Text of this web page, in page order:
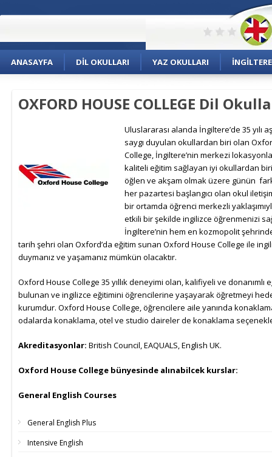
ANASAYFA DIL OKULLARI YAZ OKULLARI
OXFORD HOUSE COLLEGE Dil
Uluslararası alanda İngiltere’de 35 yılı
saygı duyulan okullardan biri olan
College, İngiltere’nin merkezi
kaliteli eğitim sağlayan iyi okullardan
öğlen ve akşam olmak üzere günün
her pazartesi başlangıcı olan okul
bir ortamda öğrenci merkezli
etkili bir şekilde ingilizce öğrenmenizi
İngiltere’nin hem en kozmopolit
tarih şehri olan Oxford’da eğitim sunan Oxford House College ile
duymanız ve yaşamanız mümkün olacaktır.
Oxford House College 35 yıllık deneyimi olan, kalifiyeli ve donanımlı
bulunan ve ingilizce eğitimini öğrencilerine yaşayarak öğretmeyi
kurumdur. Oxford House College, öğrencilere aile yanında
odalarda konaklama, otel ve studio daireler de konaklama
Akreditasyonlar: British Council, EAQUALS, English UK.
Oxford House College bünyesinde alınabilcek kurslar:
General English Courses
General English Plus
Intensive English